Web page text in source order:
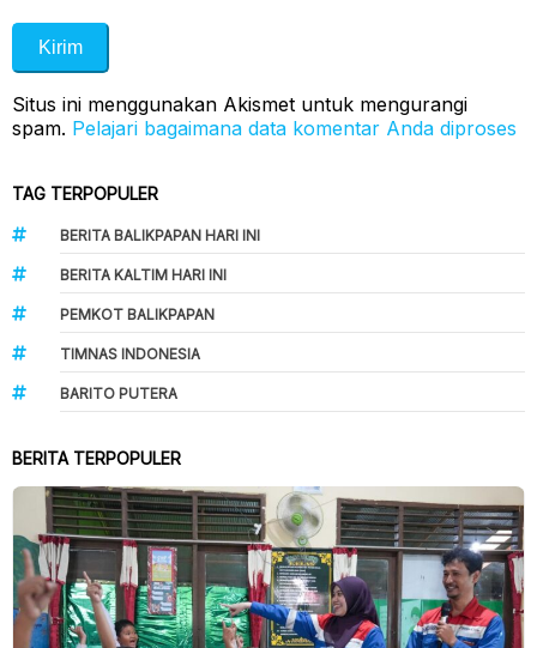
Situs ini menggunakan Akismet untuk mengurangi
spam. Pelajari bagaimana data komentar Anda diproses
TAG TERPOPULER
BERITA BALIKPAPAN HARI INI
BERITA KALTIM HARI INI
PEMKOT BALIKPAPAN
TIMNAS INDONESIA
BARITO PUTERA
BERITA TERPOPULER